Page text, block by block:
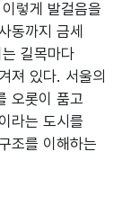
렇게 발걸음을
동까지 금세
길목마다
져 있다. 서울의
오롯이 품고
라는 도시를
조를 이해하는